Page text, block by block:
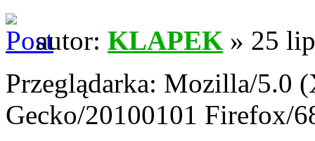
autor: KLAPEK » 25
Przeglądarka: Mozilla/5.0
Gecko/20100101 Firefox/